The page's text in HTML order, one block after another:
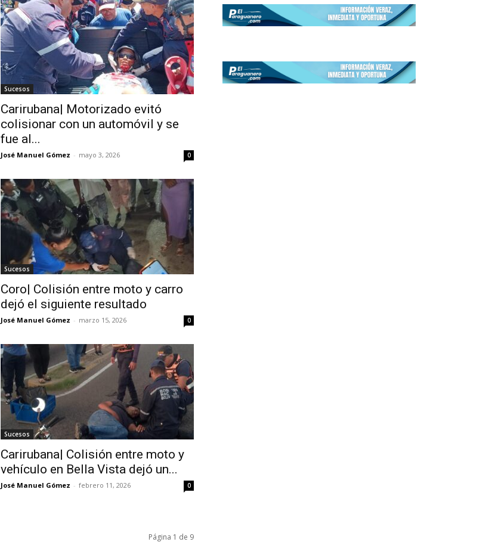
Sucesos
Carirubana| Motorizado evitó
colisionar con un automóvil y se
fue al...
José Manuel Gómez - mayo 3, 2026 0
Sucesos
Coro| Colisión entre moto y carro
dejó el siguiente resultado
José Manuel Gómez - marzo 15, 2026 0
Sucesos
Carirubana| Colisión entre moto y
vehículo en Bella Vista dejó un...
José Manuel Gómez - febrero 11, 2026 0
Página 1 de 9